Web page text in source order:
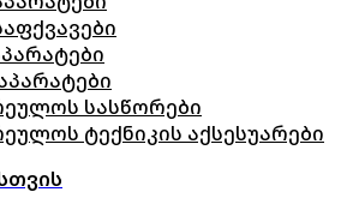
სასწორები
ტექნიკის აქსესუარები